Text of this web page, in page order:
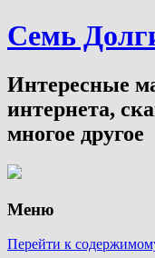
Семь
Интересные
интернета,
многое другое
Меню
Перейти к